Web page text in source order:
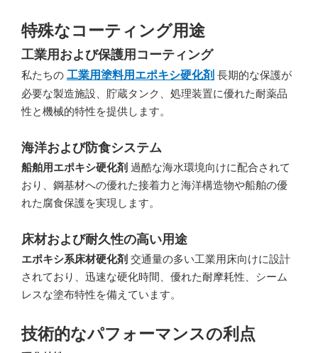
特殊なコーティング用途
工業用および保護用コーティング
私たちの 工業用塗料用エポキシ硬化剤 長期的な保護が
必要な製造施設、貯蔵タンク、処理装置に優れた耐薬品
性と機械的特性を提供します。
海洋および防食システム
船舶用エポキシ硬化剤 過酷な海水環境向けに配合されて
おり、鋼基材への優れた接着力と海洋構造物や船舶の優
れた腐食保護を実現します。
床材および耐久性の高い用途
エポキシ系床材硬化剤 交通量の多い工業用床向けに設計
されており、迅速な硬化時間、優れた耐摩耗性、シーム
レスな塗布特性を備えています。
技術的なパフォーマンスの利点